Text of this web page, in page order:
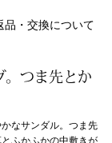
ボストンバッグ
スーツケース
品・交換について
。つま先とか
なサンダル。つま先